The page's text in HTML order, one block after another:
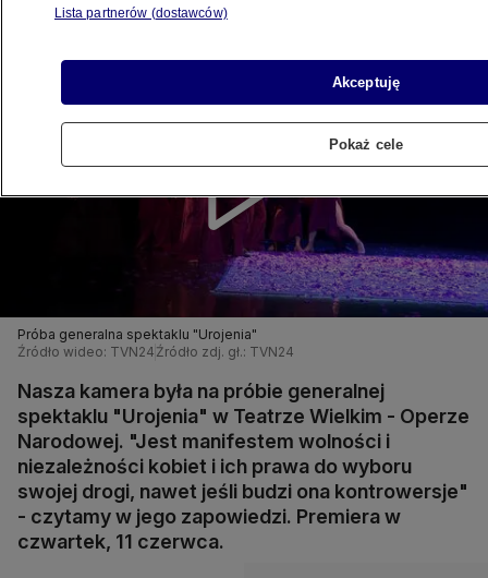
Czyta lektor AI
Próba generalna spektaklu "Urojenia"
Źródło wideo: TVN24 Źródło zdj. gł.: TVN24
Nasza kamera była na próbie generalnej
spektaklu "Urojenia" w Teatrze Wielkim - Operze
Narodowej. "Jest manifestem wolności i
niezależności kobiet i ich prawa do wyboru
swojej drogi, nawet jeśli budzi ona kontrowersje"
- czytamy w jego zapowiedzi. Premiera w
czwartek, 11 czerwca.
Lista partnerów (dostawców)
Akceptuję
Pokaż cele